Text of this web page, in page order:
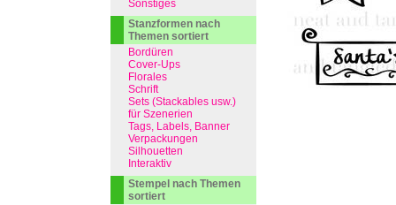
Sonstiges
Stanzformen nach
Themen sortiert
Bordüren
Cover-Ups
Florales
Schrift
Sets (Stackables usw.)
für Szenerien
Tags, Labels, Banner
Verpackungen
Silhouetten
Interaktiv
Stempel nach Themen
sortiert